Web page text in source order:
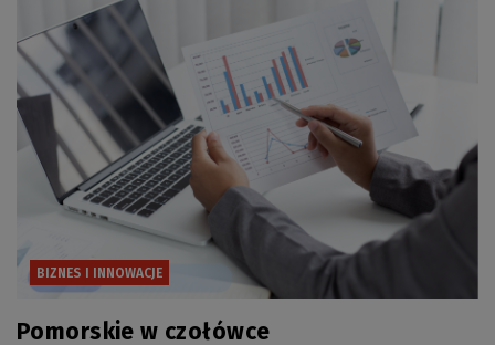
BIZNES I INNOWACJE
Pomorskie w czołówce